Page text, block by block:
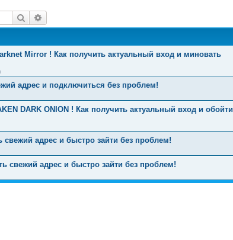
Rechercher
Mirror ! Как получить актуальный вход и миновать
адрес и подключиться без проблем!
DARK ONION ! Как получить актуальный вход и обойти
адрес и быстро зайти без проблем!
свежий адрес и быстро зайти без проблем!